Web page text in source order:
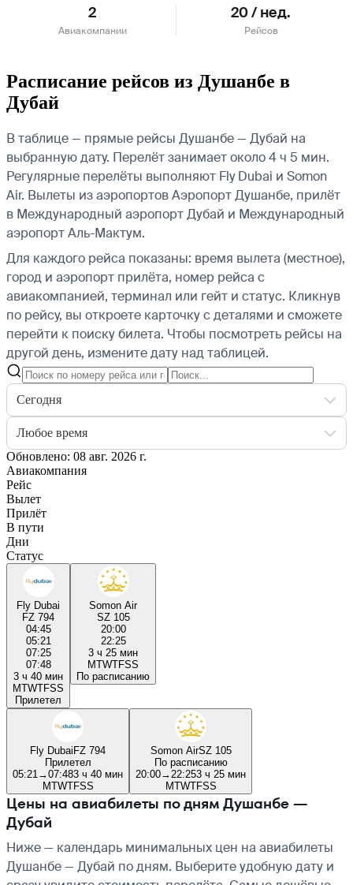
2
Авиакомпании
20 / нед.
Рейсов
Расписание рейсов из Душанбе в
Дубай
В таблице — прямые рейсы Душанбе — Дубай на
выбранную дату. Перелёт занимает около 4 ч 5 мин.
Регулярные перелёты выполняют Fly Dubai и Somon
Air. Вылеты из аэропортов Аэропорт Душанбе, прилёт
в Международный аэропорт Дубай и Международный
аэропорт Аль-Мактум.
Для каждого рейса показаны: время вылета (местное),
город и аэропорт прилёта, номер рейса с
авиакомпанией, терминал или гейт и статус. Кликнув
по рейсу, вы откроете карточку с деталями и сможете
перейти к поиску билета. Чтобы посмотреть рейсы на
другой день, измените дату над таблицей.
Сегодня
Любое время
Обновлено: 08 авг. 2026 г.
Авиакомпания
Рейс
Вылет
Прилёт
В пути
Дни
Статус
Fly Dubai
FZ 794
04:45
05:21
07:25
07:48
3 ч 40 мин
MTWTFSS
Прилетел
Somon Air
SZ 105
20:00
22:25
3 ч 25 мин
MTWTFSS
По расписанию
Fly DubaiFZ 794
Прилетел
05:21 →07:483 ч 40 мин
MTWTFSS
Somon AirSZ 105
По расписанию
20:00→ 22:253 ч 25 мин
MTWTFSS
Цены на авиабилеты по дням Душанбе —
Дубай
Ниже — календарь минимальных цен на авиабилеты
Душанбе — Дубай по дням. Выберите удобную дату и